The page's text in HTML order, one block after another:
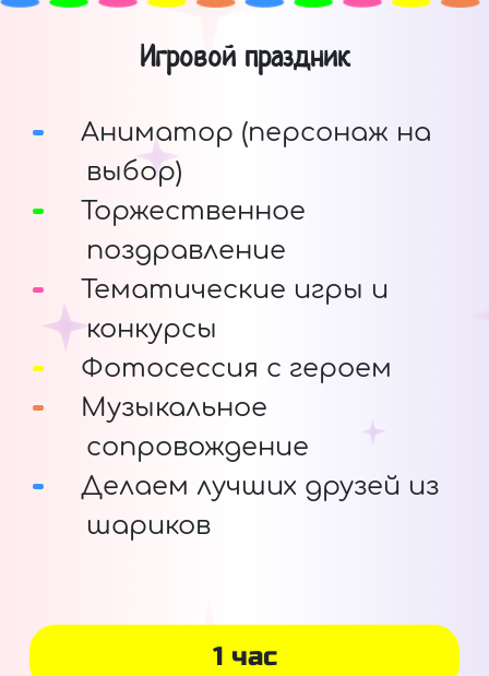
Игровой праздник
Аниматор (персонаж на
выбор)
Торжественное
поздравление
Тематические игры и
конкурсы
Фотосессия с героем
Музыкальное
сопровождение
Делаем лучших друзей из
шариков
1 час